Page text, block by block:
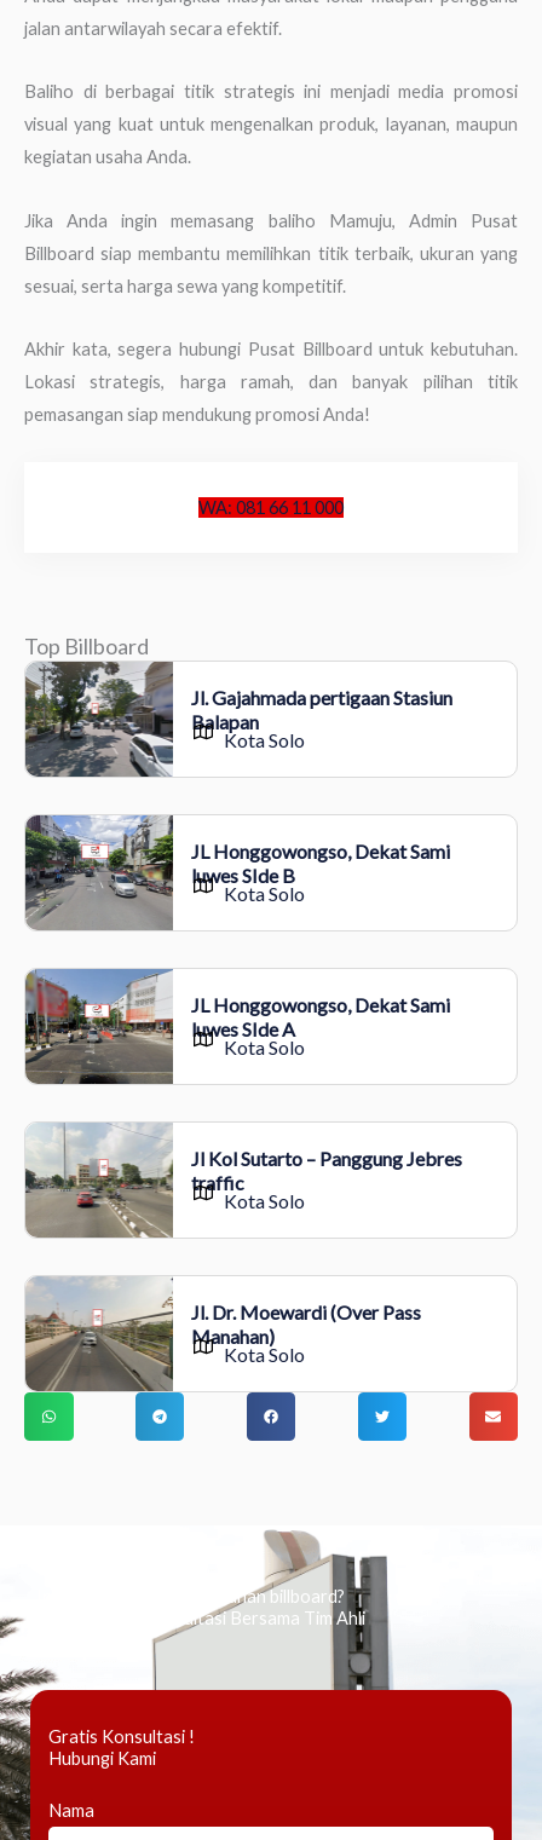
jalan antarwilayah secara efektif.
Baliho di berbagai titik strategis ini menjadi media promosi
visual yang kuat untuk mengenalkan produk, layanan, maupun
kegiatan usaha Anda.
Jika Anda ingin memasang baliho Mamuju, Admin Pusat
Billboard siap membantu memilihkan titik terbaik, ukuran yang
sesuai, serta harga sewa yang kompetitif.
Akhir kata, segera hubungi Pusat Billboard untuk kebutuhan.
Lokasi strategis, harga ramah, dan banyak pilihan titik
pemasangan siap mendukung promosi Anda!
WA: 081 66 11 000
Top Billboard
Jl. Gajahmada pertigaan Stasiun
Balapan
Kota Solo
JL Honggowongso, Dekat Sami
luwes SIde B
Kota Solo
JL Honggowongso, Dekat Sami
luwes SIde A
Kota Solo
Jl Kol Sutarto – Panggung Jebres
traffic
Kota Solo
Jl. Dr. Moewardi (Over Pass
Manahan)
Kota Solo
Ingin tahu tentang periklanan billboard?
Kami Berikan Konsultasi Bersama Tim Ahli
Gratis Konsultasi !
Hubungi Kami
Nama